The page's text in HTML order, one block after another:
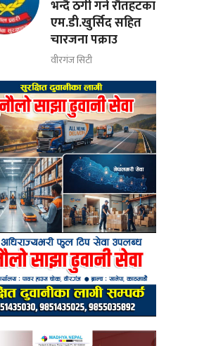
भन्दै ठगी गर्ने राैतहटका
एम.डी.खुर्सिद सहित
चारजना पक्राउ
वीरगंज सिटी